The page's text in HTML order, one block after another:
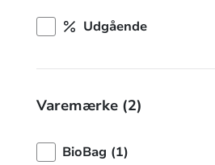
Udgående
Varemærke (2)
BioBag (1)